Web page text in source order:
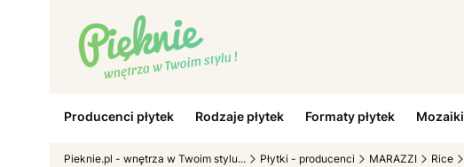
Producenci płytek Rodzaje płytek Formaty płytek Mozaiki
Pieknie.pl - wnętrza w Twoim stylu... Płytki - producenci MARAZZI Rice